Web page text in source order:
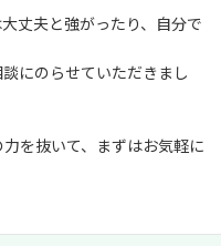
丈夫と強がったり、自分で
にのらせていただきまし
を抜いて、まずはお気軽に